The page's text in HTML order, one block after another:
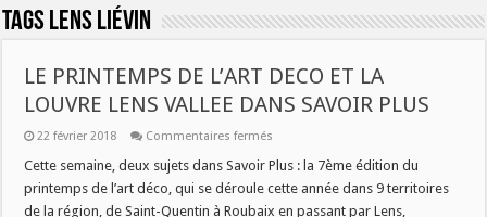
Tags Lens Liévin
LE PRINTEMPS DE L’ART DECO ET LA
LOUVRE LENS VALLEE DANS SAVOIR PLUS
22 février 2018 Commentaires fermés
PRINTEMPS
L’ART
DECO
Cette semaine, deux sujets dans Savoir Plus : la 7ème édition du
printemps de l’art déco, qui se déroule cette année dans 9 territoires
de la région, de Saint-Quentin à Roubaix en passant par Lens,